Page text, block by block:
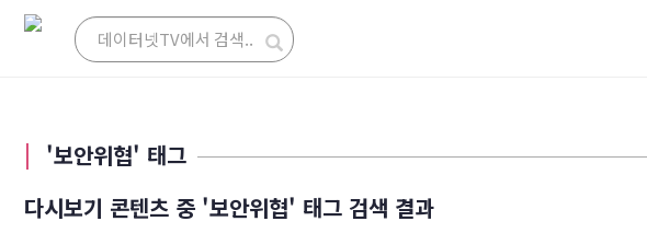
'보안위협' 태그
다시보기 콘텐츠 중 '보안위협' 태그 검색 결과